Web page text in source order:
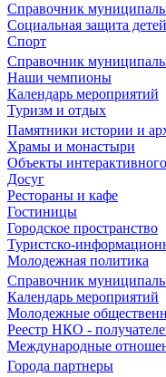
Справочник
Социальная защита детей
Спорт
Справочник
Наши чемпионы
Календарь мероприятий
Туризм и отдых
Памятники истории и
Храмы и монастыри
Объекты
Досуг
Рестораны и кафе
Гостиницы
Городское пространство
Туристско-
Молодежная политика
Справочник
Календарь мероприятий
Молодежные
Реестр НКО -
Международные
Города партнеры